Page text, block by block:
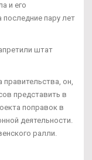
и его
пару лет
штат
правительства, он,
представить в
поправок в
деятельности.
ралли.